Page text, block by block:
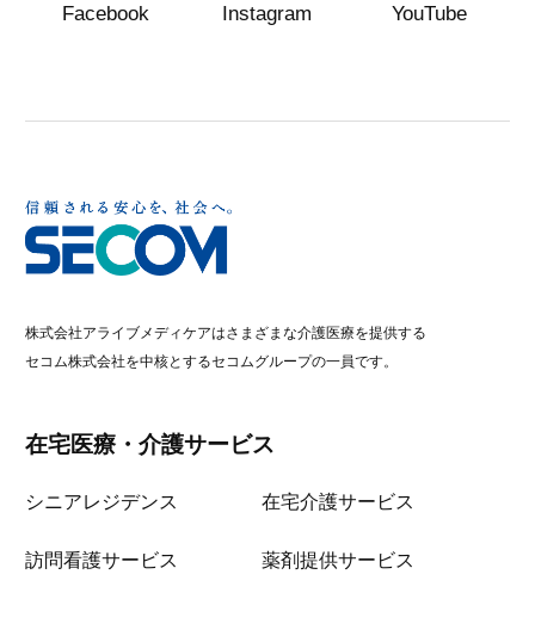
Facebook Instagram YouTube
株式会社アライブメディケアはさまざまな介護医療を提供する
セコム株式会社を中核とするセコムグループの一員です。
在宅医療・介護サービス
シニアレジデンス 在宅介護サービス
訪問看護サービス 薬剤提供サービス